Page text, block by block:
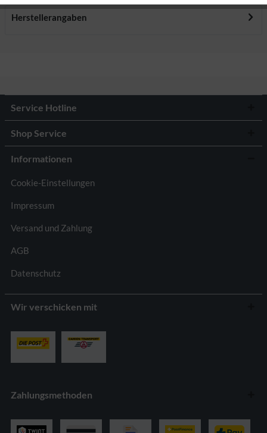
Herstellerangaben
Service Hotline
Shop Service
Informationen
Cookie-Einstellungen
Impressum
Versand und Zahlung
AGB
Datenschutz
Wir verschicken mit
Zahlungsmethoden
Tracking